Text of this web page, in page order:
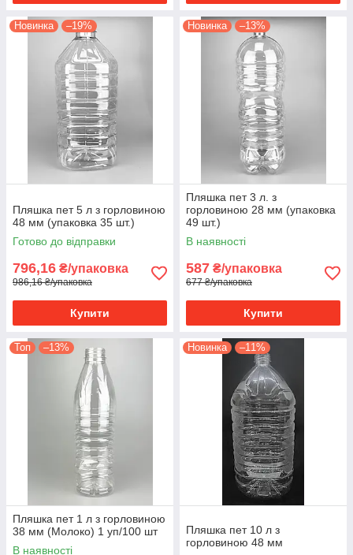
Новинка –19%
Пляшка пет 5 л з горловиною
48 мм (упаковка 35 шт.)
Готово до відправки
796,16 ₴/упаковка
986,16 ₴/упаковка
Купити
Новинка –13%
Пляшка пет 3 л. з
горловиною 28 мм (упаковка
49 шт.)
В наявності
587 ₴/упаковка
677 ₴/упаковка
Купити
Топ –13%
Пляшка пет 1 л з горловиною
38 мм (Молоко) 1 уп/100 шт
В наявності
Новинка –11%
Пляшка пет 10 л з
горловиною 48 мм